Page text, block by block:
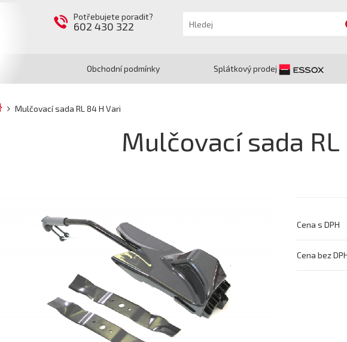
Potřebujete poradit?
602 430 322
Obchodní podmínky Splátkový prodej
Mulčovací sada RL 84 H Vari
Mulčovací sada
Cena s DPH
Cena bez